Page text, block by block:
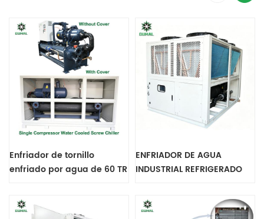
Enfriador de tornillo
enfriado por agua de 60 TR
remoto, protocolo Siemens
Profinet
ENFRIADOR DE AGUA
INDUSTRIAL REFRIGERADO
BOMBA INCORPORADA